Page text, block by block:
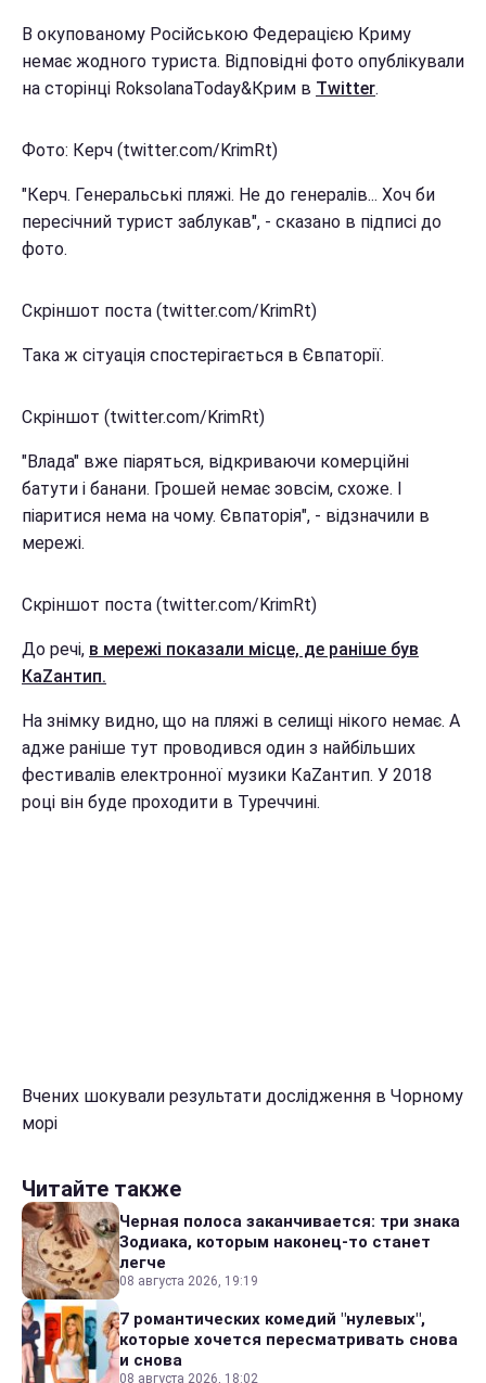
В окупованому Російською Федерацією Криму
немає жодного туриста. Відповідні фото опублікували
на сторінці RoksolanaToday&Крим в Twitter.
Фото: Керч (twitter.com/KrimRt)
"Керч. Генеральські пляжі. Не до генералів... Хоч би
пересічний турист заблукав", - сказано в підписі до
фото.
Скріншот поста (twitter.com/KrimRt)
Така ж сітуація спостерігається в Євпаторії.
Скріншот (twitter.com/KrimRt)
"Влада" вже піаряться, відкриваючи комерційні
батути і банани. Грошей немає зовсім, схоже. І
піаритися нема на чому. Євпаторія", - відзначили в
мережі.
Скріншот поста (twitter.com/KrimRt)
До речі, в мережі показали місце, де раніше був
КаZантип.
На знімку видно, що на пляжі в селищі нікого немає. А
адже раніше тут проводився один з найбільших
фестивалів електронної музики КаZантип. У 2018
році він буде проходити в Туреччині.
Вчених шокували результати дослідження в Чорному
морі
Читайте также
Черная полоса заканчивается: три знака
Зодиака, которым наконец-то станет
легче
08 августа 2026, 19:19
7 романтических комедий "нулевых",
которые хочется пересматривать снова
и снова
08 августа 2026, 18:02